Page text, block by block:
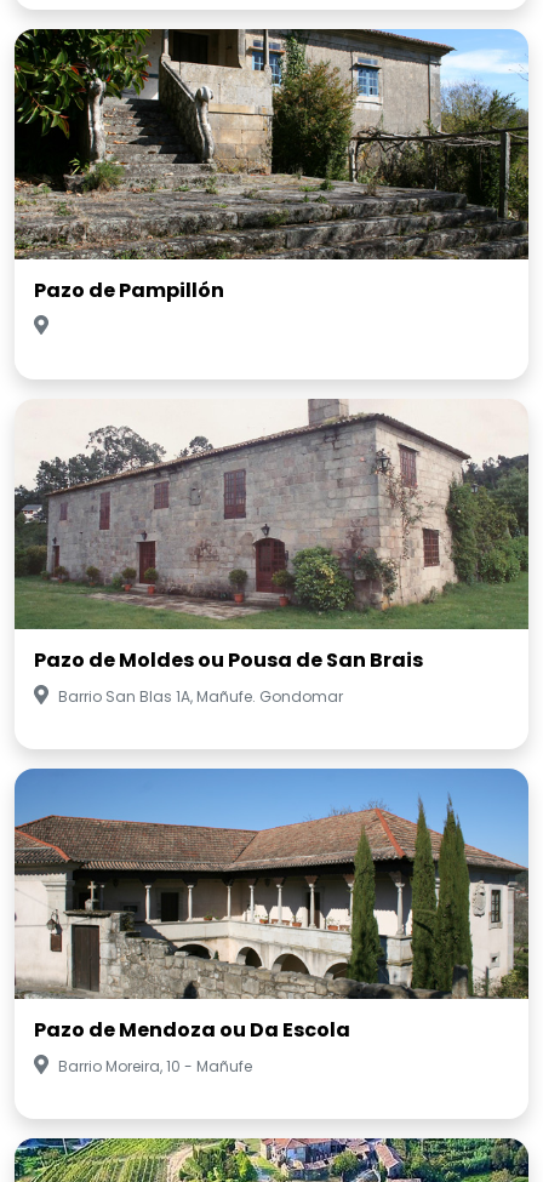
Pazo de Pampillón
Pazo de Moldes ou Pousa de San Brais
Barrio San Blas 1A, Mañufe. Gondomar
Pazo de Mendoza ou Da Escola
Barrio Moreira, 10 - Mañufe